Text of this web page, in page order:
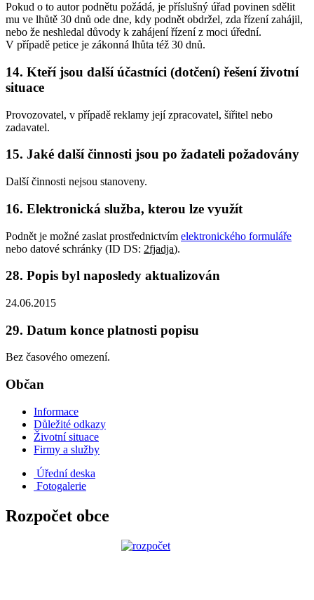
Pokud o to autor podnětu požádá, je příslušný úřad povinen sdělit
mu ve lhůtě 30 dnů ode dne, kdy podnět obdržel, zda řízení zahájil,
nebo že neshledal důvody k zahájení řízení z moci úřední.
V případě petice je zákonná lhůta též 30 dnů.
14. Kteří jsou další účastníci (dotčení) řešení životní
situace
Provozovatel, v případě reklamy její zpracovatel, šiřitel nebo
zadavatel.
15. Jaké další činnosti jsou po žadateli požadovány
Další činnosti nejsou stanoveny.
16. Elektronická služba, kterou lze využít
Podnět je možné zaslat prostřednictvím elektronického formuláře
nebo datové schránky (ID DS: 2fjadja).
28. Popis byl naposledy aktualizován
24.06.2015
29. Datum konce platnosti popisu
Bez časového omezení.
Občan
Informace
Důležité odkazy
Životní situace
Firmy a služby
Úřední deska
Fotogalerie
Rozpočet obce